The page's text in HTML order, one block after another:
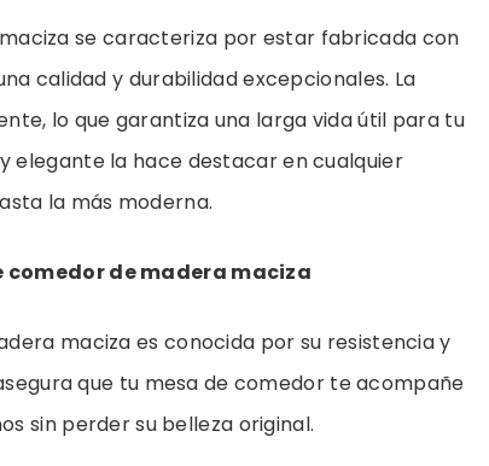
se caracteriza por estar fabricada con
calidad y durabilidad excepcionales. La
lo que garantiza una larga vida útil para tu
elegante la hace destacar en cualquier
la más moderna.
comedor de madera maciza
maciza es conocida por su resistencia y
que tu mesa de comedor te acompañe
sin perder su belleza original.